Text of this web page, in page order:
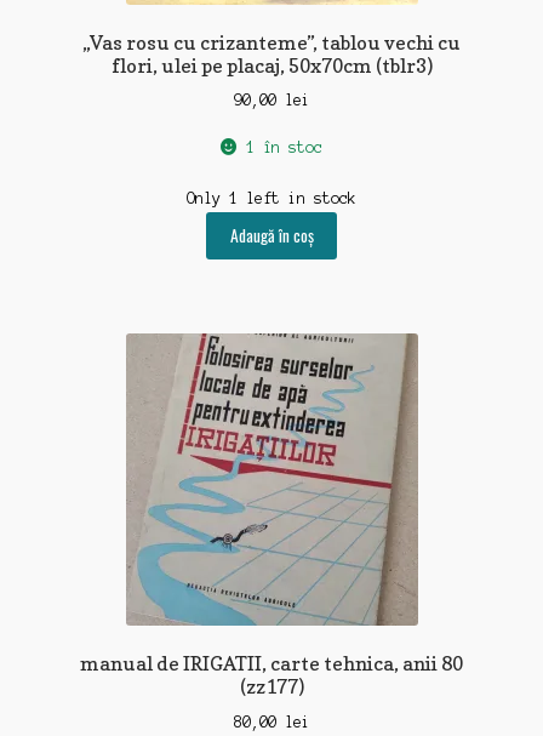
„Vas rosu cu crizanteme”, tablou vechi cu
flori, ulei pe placaj, 50x70cm (tblr3)
90,00 lei
1 în stoc
Only 1 left in stock
Adaugă în coș
manual de IRIGATII, carte tehnica, anii 80
(zz177)
80,00 lei